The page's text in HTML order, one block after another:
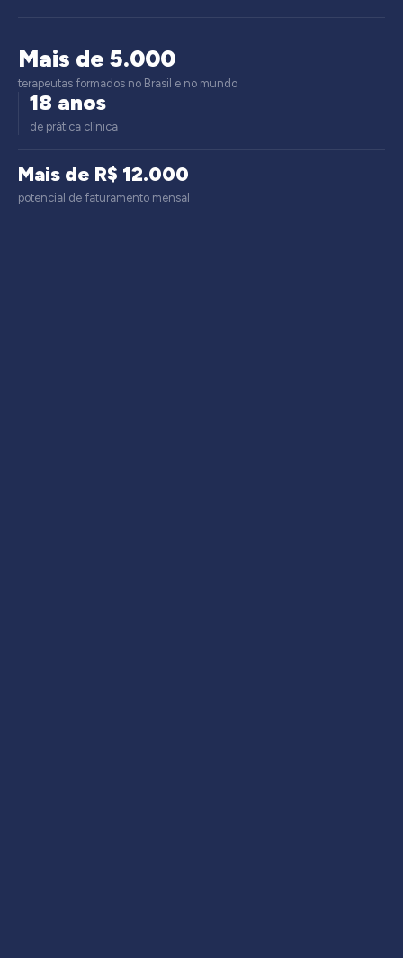
Mais de 5.000
terapeutas formados no Brasil e no mundo
18 anos
de prática clínica
Mais de R$ 12.000
potencial de faturamento mensal